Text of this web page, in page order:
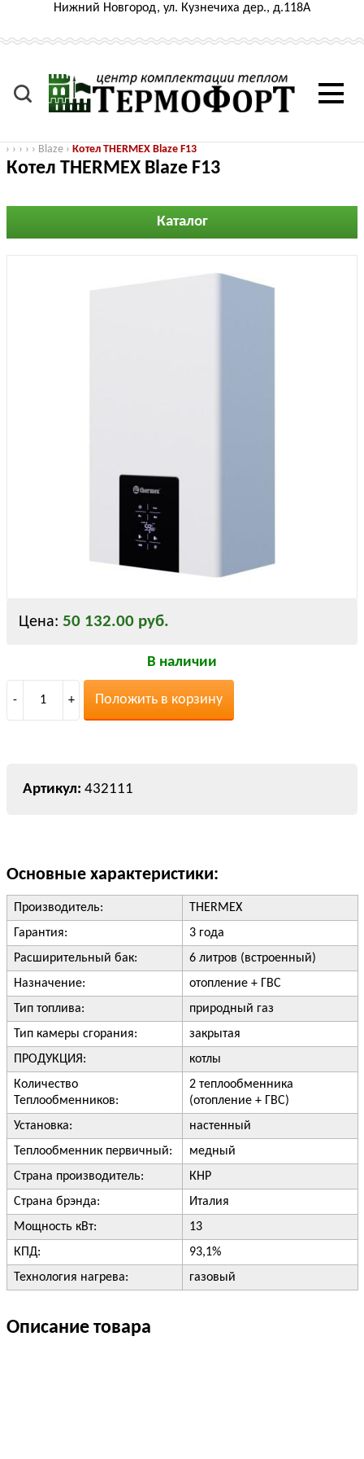
Нижний Новгород, ул. Кузнечиха дер., д.118А
› › › › › Blaze › Котел THERMEX Blaze F13
Котел THERMEX Blaze F13
Каталог
Цена: 50 132.00 руб.
В наличии
- 1 + Положить в корзину
432111
Основные характеристики:
Производитель:
THERMEX
Гарантия:
3 года
Расширительный бак:
6 литров (встроенный)
Назначение:
отопление + ГВС
Тип топлива:
природный газ
Тип камеры сгорания:
закрытая
ПРОДУКЦИЯ:
котлы
Количество
Теплообменников:
2 теплообменника
(отопление + ГВС)
Установка:
настенный
Теплообменник первичный:
медный
Страна производитель:
КНР
Страна брэнда:
Италия
Мощность кВт:
13
КПД:
93,1%
Технология нагрева:
газовый
Описание товара